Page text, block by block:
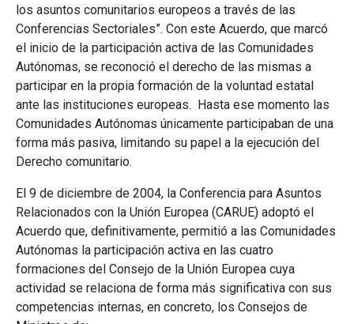
los asuntos comunitarios europeos a través de las
Conferencias Sectoriales”. Con este Acuerdo, que marcó
el inicio de la participación activa de las Comunidades
Autónomas, se reconoció el derecho de las mismas a
participar en la propia formación de la voluntad estatal
ante las instituciones europeas. Hasta ese momento las
Comunidades Autónomas únicamente participaban de una
forma más pasiva, limitando su papel a la ejecución del
Derecho comunitario.
El 9 de diciembre de 2004, la Conferencia para Asuntos
Relacionados con la Unión Europea (CARUE) adoptó el
Acuerdo que, definitivamente, permitió a las Comunidades
Autónomas la participación activa en las cuatro
formaciones del Consejo de la Unión Europea cuya
actividad se relaciona de forma más significativa con sus
competencias internas, en concreto, los Consejos de